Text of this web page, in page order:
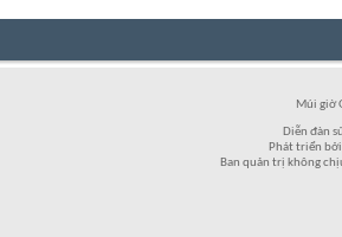
Múi giờ
Diễn đàn
Phát triển
Ban quản trị không